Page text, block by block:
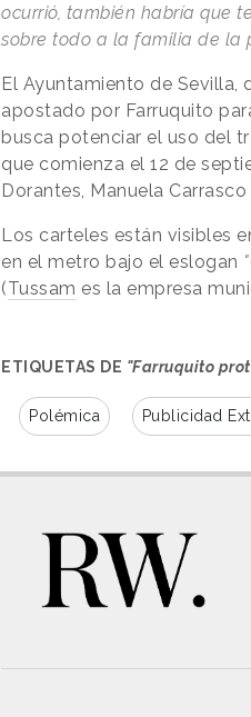
ocurrió, también habría que
sobre todo a la familia de la
El Ayuntamiento de Sevilla,
apostado por Farruquito
busca potenciar el uso del
que comienza el 12 de
Dorantes, Manuela
Los carteles están visibles
en el metro bajo el eslogan
(Tussam es la empresa
ETIQUETAS DE "Farruquito
Polémica Publicidad